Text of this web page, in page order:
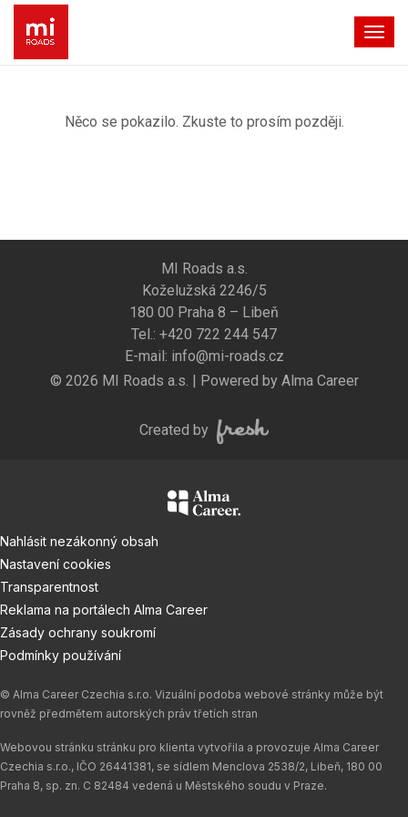
Něco se pokazilo. Zkuste to prosím později.
MI Roads a.s.
Koželužská 2246/5
180 00 Praha 8 – Libeň
Tel.: +420 722 244 547
E-mail: info@mi-roads.cz
© 2026 MI Roads a.s. | Powered by Alma Career
Created by
Nahlásit nezákonný obsah
Nastavení cookies
Transparentnost
Reklama na portálech Alma Career
Zásady ochrany soukromí
Podmínky používání
© Alma Career Czechia s.r.o. Vizuální podoba webové stránky může být
rovněž předmětem autorských práv třetích stran
Webovou stránku stránku pro klienta vytvořila a provozuje Alma Career
Czechia s.r.o., IČO 26441381, se sídlem Menclova 2538/2, Libeň, 180 00
Praha 8, sp. zn. C 82484 vedená u Městského soudu v Praze.